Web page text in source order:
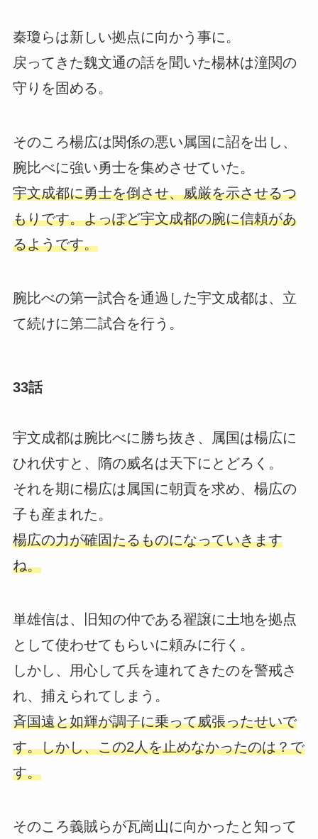
秦瓊らは新しい拠点に向かう事に。
戻ってきた魏文通の話を聞いた楊林は潼関の
守りを固める。
そのころ楊広は関係の悪い属国に詔を出し、
腕比べに強い勇士を集めさせていた。
宇文成都に勇士を倒させ、威厳を示させるつ
もりです。よっぽど宇文成都の腕に信頼があ
るようです。
腕比べの第一試合を通過した宇文成都は、立
て続けに第二試合を行う。
33話
宇文成都は腕比べに勝ち抜き、属国は楊広に
ひれ伏すと、隋の威名は天下にとどろく。
それを期に楊広は属国に朝貢を求め、楊広の
子も産まれた。
楊広の力が確固たるものになっていきます
ね。
単雄信は、旧知の仲である翟譲に土地を拠点
として使わせてもらいに頼みに行く。
しかし、用心して兵を連れてきたのを警戒さ
れ、捕えられてしまう。
斉国遠と如輝が調子に乗って威張ったせいで
す。しかし、この2人を止めなかったのは？で
す。
そのころ義賊らが瓦崗山に向かったと知って